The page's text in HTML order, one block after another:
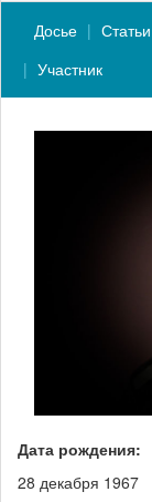
Досье Статьи
Участник
Дата рождения:
28 декабря 1967